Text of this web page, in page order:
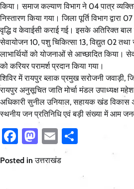
किया। समाज कल्याण विभाग ने 04 पात्र
निस्तारण किया गया। जिला पूर्ति विभाग द्वारा
वृद्धि व केवाईसी कराई गई। इसके अतिरिक्त
सेवायोजन 10, पशु चिकित्सा 13, विद्युत 02 तथा
लाभार्थियों को योजनाओं से आच्छादित किया।
को करियर परामर्श प्रदान किया गया।
शिविर में रायपुर ब्लाक प्रमुख सरोजनी जवाड़ी,
रायपुर अनुसूचित जाति मोर्चा मंडल उपाध्यक्ष
अधिकारी सुनील उनियाल, सहायक खंड विकास
स्थनीय जन प्रतिनिधि एवं बड़ी संख्या में आम
Facebook
Mastodon
Email
Posted inउत्तराखंड